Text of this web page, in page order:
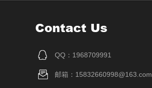
Contact Us
QQ：1968709991
邮箱：15832660998@163.com